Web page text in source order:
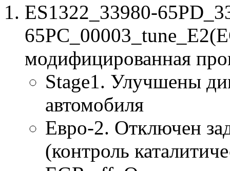
ES1322_33980-
модифицированная
Stage1. Улучшены
автомобиля
Евро-2. Отключен
(контроль